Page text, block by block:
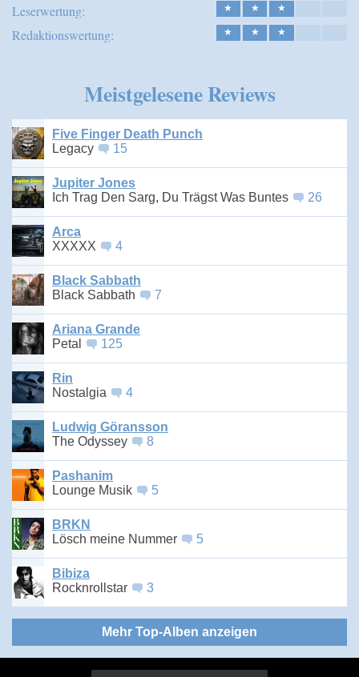
Leserwertung: ★ ★ ★
Redaktionswertung: ★ ★ ★
Meistgelesene Reviews
Five Finger Death Punch
Legacy
15
Jupiter Jones
Ich Trag Den Sarg, Du Trägst Was Buntes
26
Arca
XXXXX
4
Black Sabbath
Black Sabbath
7
Ariana Grande
Petal
125
Rin
Nostalgia
4
Ludwig Göransson
The Odyssey
8
Pashanim
Lounge Musik
5
BRKN
Lösch meine Nummer
5
Bibiza
Rocknrollstar
3
Mehr Top-Alben anzeigen